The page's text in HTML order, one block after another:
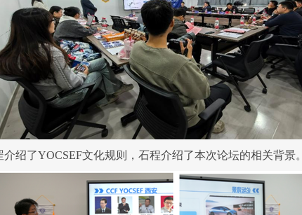
介绍了YOCSEF文化规则，石程介绍了本次论坛的相关背景。